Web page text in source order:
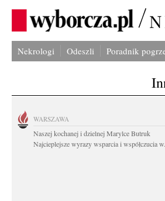
Nekrologi Odeszli Poradnik
WARSZAWA
Naszej kochanej i dzielnej Marylce Butruk
Najcieplejsze wyrazy wsparcia i współczucia